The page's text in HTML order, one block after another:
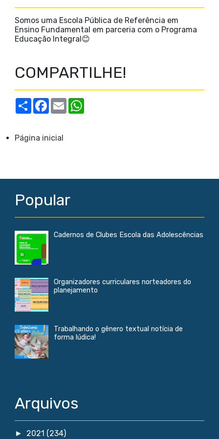
Somos uma Escola Pública de Referência em
Ensino Fundamental em parceria com o Programa
Educação Integral😊
COMPARTILHE!
S
h
F
b
o
E
m
Página inicial
Popular
Cadernos de Clubes Escola das Adolescências
Organizadores curriculares norteadores do
planejamento
Trabalhando o gênero textual notícia de
forma lúdica!
Arquivos
► 2021 (234)